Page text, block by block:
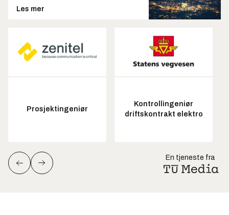
Les mer
Prosjektingeniør
Kontrollingeniør
driftskontrakt elektro
En tjeneste fra